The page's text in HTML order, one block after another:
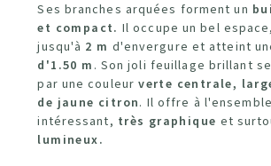
Ses branches arquées forment un
et compact. Il occupe un bel
jusqu'à 2 m d'envergure et atteint
d'1.50 m . Son joli feuillage brillant
par une couleurverte centrale,
de jaune citron. Il offre à
intéressant, très graphique et
lumineux.